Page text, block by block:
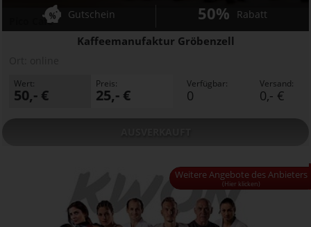
Pico Café
Kaffeemanufaktur Gröbenzell
Gutschein 50% Rabatt
Wert:
50,- €
Preis:
25,- €
Verfügbar:
0
Versand:
0,- €
Weitere Angebote des Anbieters
Weitere Angebote des Anbieters
(Hier klicken)